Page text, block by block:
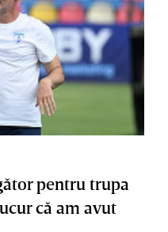
pentru trupa
că am avut